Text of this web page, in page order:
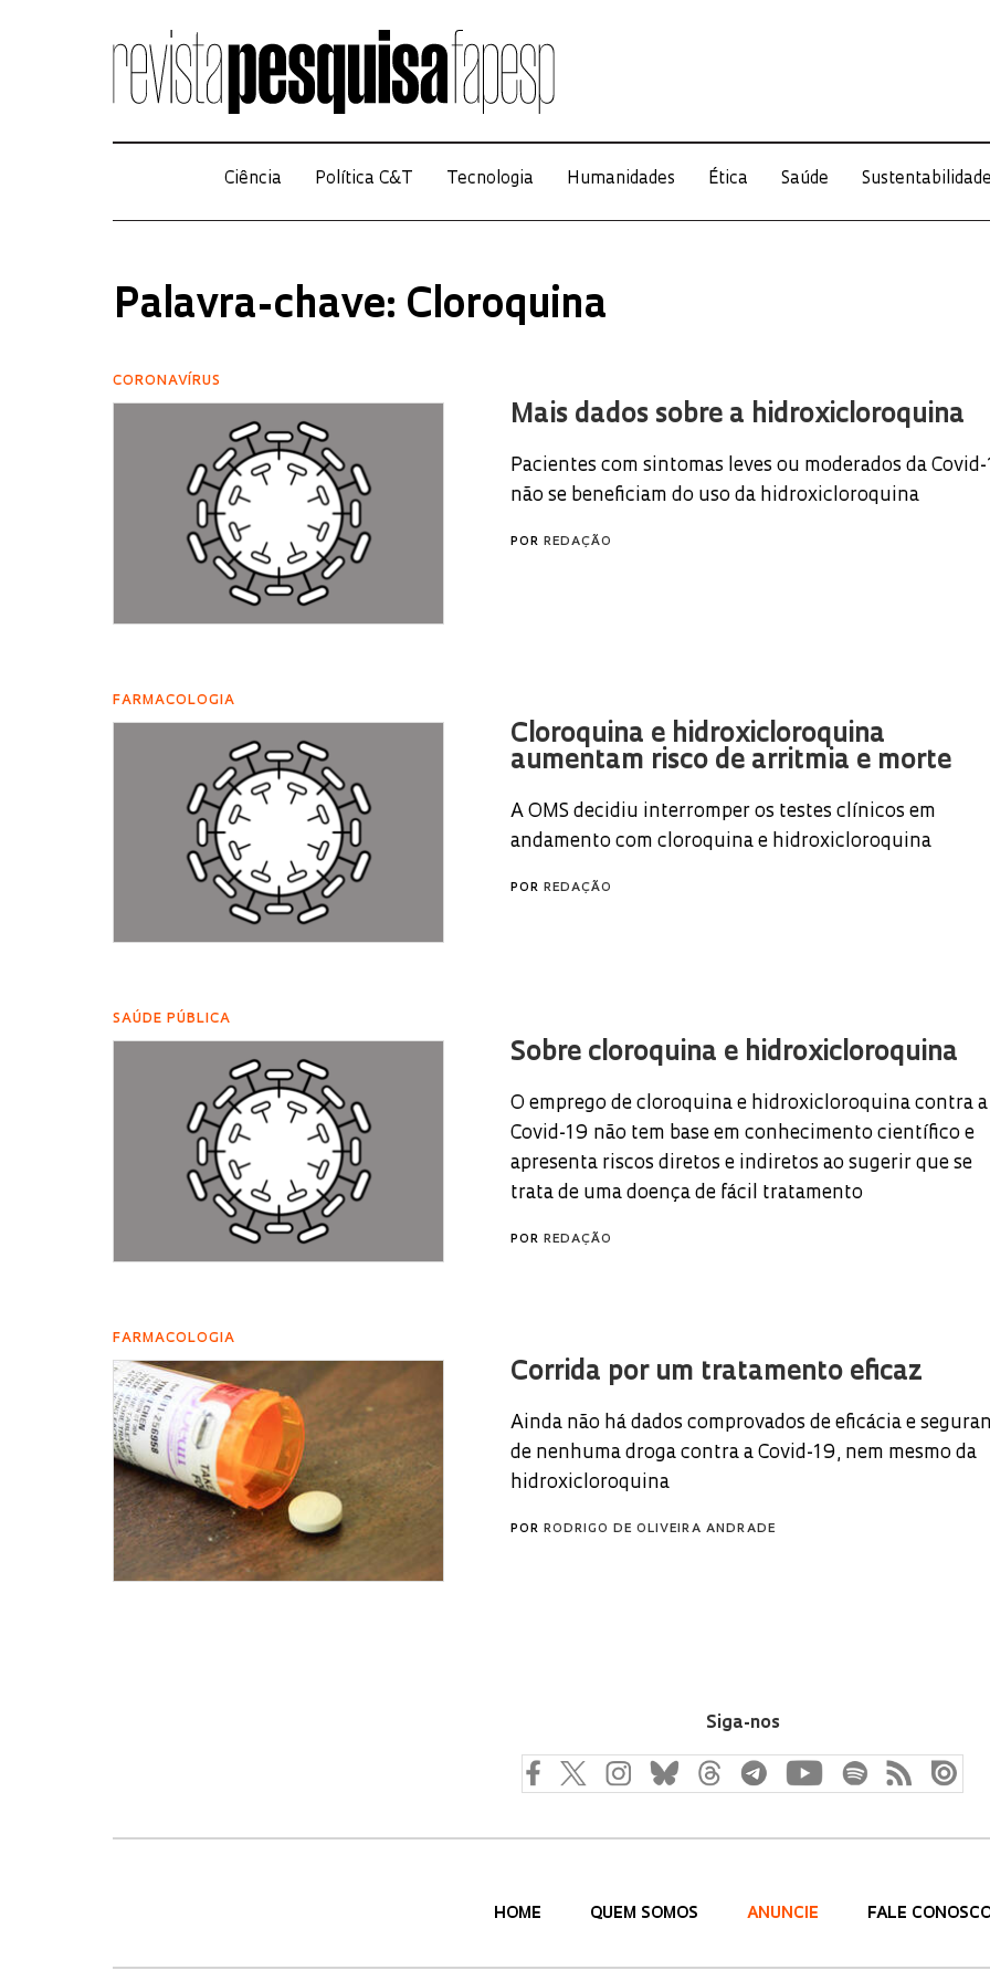
Ciência Política C&T Tecnologia Humanidades Ética Saúde
Palavra-chave: Cloroquina
CORONAVÍRUS
Mais dados sobre a hidroxicloroquina
Pacientes com sintomas leves ou moderados da
não se beneficiam do uso da hidroxicloroquina
POR REDAÇÃO
FARMACOLOGIA
Cloroquina e hidroxicloroquina
aumentam risco de arritmia e morte
A OMS decidiu interromper os testes clínicos em
andamento com cloroquina e hidroxicloroquina
POR REDAÇÃO
SAÚDE PÚBLICA
Sobre cloroquina e hidroxicloroquina
O emprego de cloroquina e hidroxicloroquina contra a
Covid-19 não tem base em conhecimento científico e
apresenta riscos diretos e indiretos ao sugerir que se
trata de uma doença de fácil tratamento
POR REDAÇÃO
FARMACOLOGIA
Corrida por um tratamento eficaz
Ainda não há dados comprovados de eficácia e
de nenhuma droga contra a Covid-19, nem mesmo da
hidroxicloroquina
POR RODRIGO DE OLIVEIRA ANDRADE
Siga-nos
HOME QUEM SOMOS ANUNCIE FALE